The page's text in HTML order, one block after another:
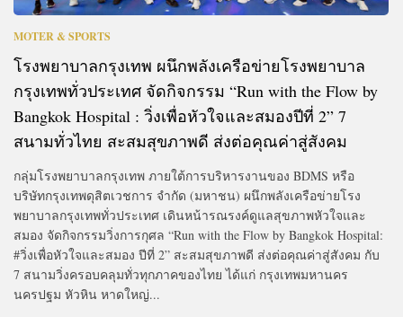
MOTER & SPORTS
โรงพยาบาลกรุงเทพ ผนึกพลังเครือข่ายโรงพยาบาล
กรุงเทพทั่วประเทศ จัดกิจกรรม “Run with the Flow by
Bangkok Hospital : วิ่งเพื่อหัวใจและสมองปีที่ 2” 7
สนามทั่วไทย สะสมสุขภาพดี ส่งต่อคุณค่าสู่สังคม
กลุ่มโรงพยาบาลกรุงเทพ ภายใต้การบริหารงานของ BDMS หรือ
บริษัทกรุงเทพดุสิตเวชการ จำกัด (มหาชน) ผนึกพลังเครือข่ายโรง
พยาบาลกรุงเทพทั่วประเทศ เดินหน้ารณรงค์ดูแลสุขภาพหัวใจและ
สมอง จัดกิจกรรมวิ่งการกุศล “Run with the Flow by Bangkok Hospital:
#วิ่งเพื่อหัวใจและสมอง ปีที่ 2” สะสมสุขภาพดี ส่งต่อคุณค่าสู่สังคม กับ
7 สนามวิ่งครอบคลุมทั่วทุกภาคของไทย ได้แก่ กรุงเทพมหานคร
นครปฐม หัวหิน หาดใหญ่...